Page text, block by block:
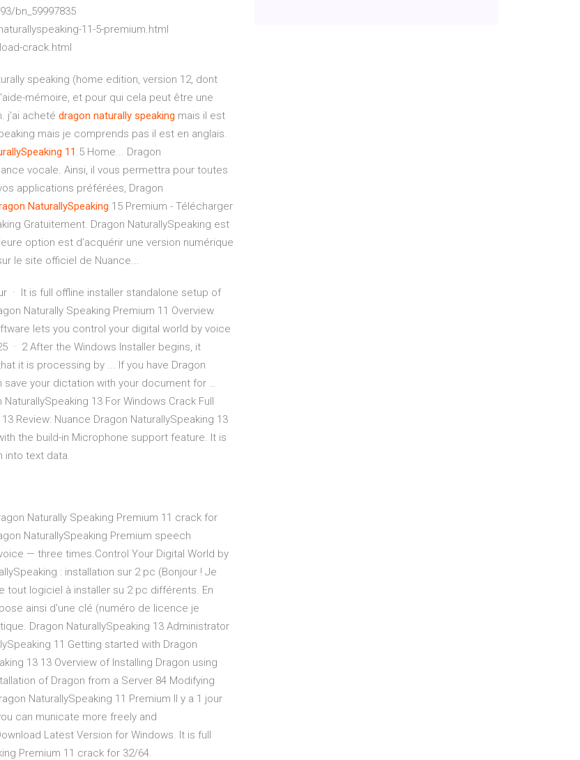
bn_59997835
11-5-premium.html
crack.html
speaking (home edition, version 12, dont
mémoire, et pour qui cela peut être une
j'ai acheté dragon naturally speaking mais il est
mais je comprends pas il est en anglais.
11 .5 Home... Dragon
vocale. Ainsi, il vous permettra pour toutes
applications préférées, Dragon
NaturallySpeaking 15 Premium - Télécharger
Gratuitement. Dragon NaturallySpeaking est
option est d’acquérir une version numérique
le site officiel de Nuance...
· It is full offline installer standalone setup of
Naturally Speaking Premium 11 Overview
lets you control your digital world by voice
· 2 After the Windows Installer begins, it
it is processing by ... If you have Dragon
save your dictation with your document for …
13 For Windows Crack Full
Review: Nuance Dragon NaturallySpeaking 13
the build-in Microphone support feature. It is
into text data.
Naturally Speaking Premium 11 crack for
NaturallySpeaking Premium speech
— three times.Control Your Digital World by
: installation sur 2 pc (Bonjour ! Je
tout logiciel à installer su 2 pc différents. En
ainsi d'une clé (numéro de licence je
Dragon NaturallySpeaking 13 Administrator
11 Getting started with Dragon
13 13 Overview of Installing Dragon using
of Dragon from a Server 84 Modifying
NaturallySpeaking 11 Premium Il y a 1 jour
can municate more freely and
Latest Version for Windows. It is full
Premium 11 crack for 32/64.